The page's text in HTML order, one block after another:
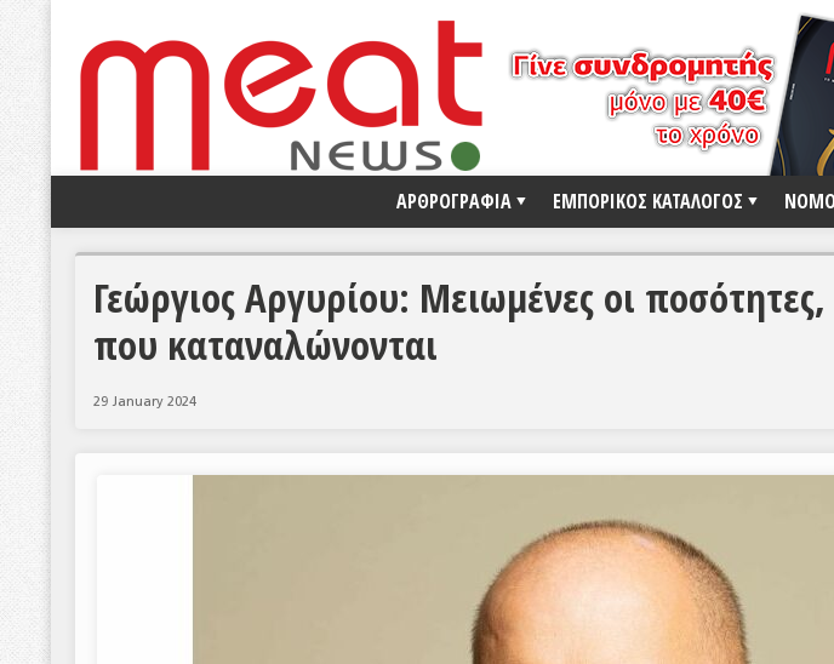
ΑΡΘΡΟΓΡΑΦΙΑ ΕΜΠΟΡΙΚΟΣ ΚΑΤΑΛΟΓΟΣ
Γεώργιος Αργυρίου: Μειωμένες οι
που καταναλώνονται
29 January 2024